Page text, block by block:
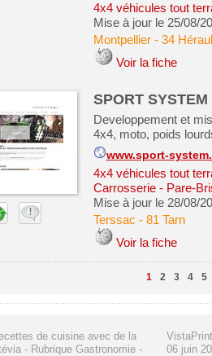
4x4 véhicules tout
Mise à jour le 25/08/
Montpellier- 34
Voir la fiche
SPORT SYSTEM
Developpement et
4x4, moto, poids
www.sport-
4x4 véhicules tout
Carrosserie - Pare-
Mise à jour le 28/08/
Terssac - 81 Tarn
Voir la fiche
1 2 3 4 5
de cuisine avec de la
- Rubrique Gastronomie -
VistaPrint
06 juin